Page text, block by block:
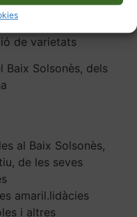
de varietats
Solsonès, dels
al Baix Solsonès,
de les seves
amaril.lidàcies
i altres